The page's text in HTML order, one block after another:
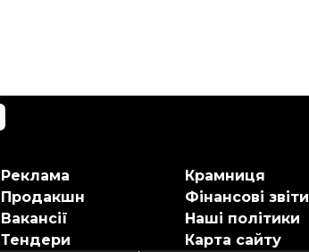
Реклама
Продакшн
Вакансії
Тендери
Крамниця
Фінансові звіти
Наші політики
Карта сайту